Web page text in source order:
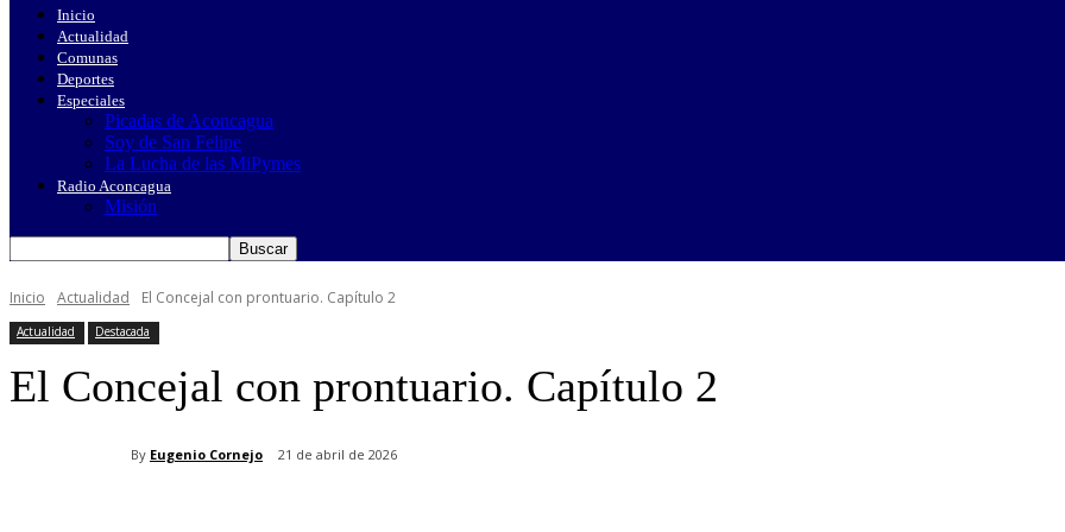
Inicio
Actualidad
Comunas
Deportes
Especiales
Picadas de Aconcagua
Soy de San Felipe
La Lucha de las MiPymes
Radio Aconcagua
Misión
Inicio Actualidad El Concejal con prontuario. Capítulo 2
Actualidad Destacada
El Concejal con prontuario. Capítulo 2
By Eugenio Cornejo 21 de abril de 2026